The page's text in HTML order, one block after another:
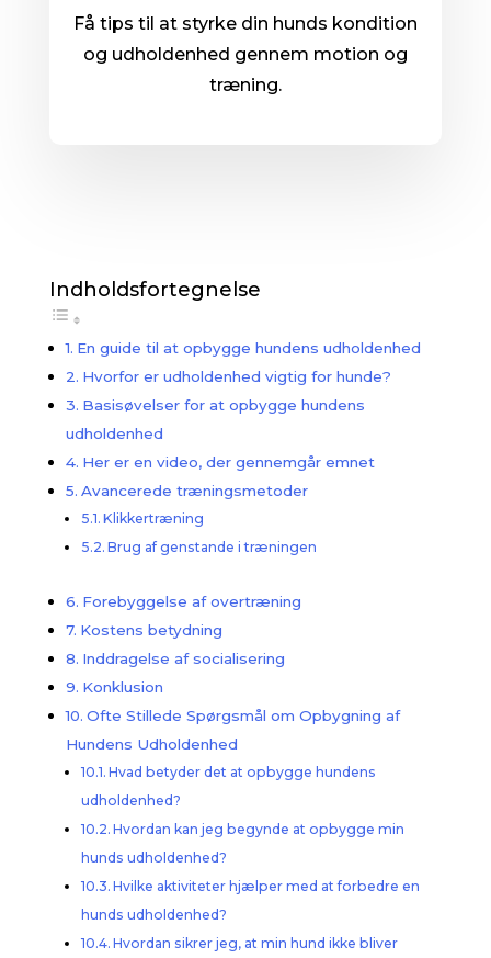
Få tips til at styrke din hunds kondition
og udholdenhed gennem motion og
træning.
Indholdsfortegnelse
En guide til at opbygge hundens udholdenhed
Hvorfor er udholdenhed vigtig for hunde?
Basisøvelser for at opbygge hundens
udholdenhed
Her er en video, der gennemgår emnet
Avancerede træningsmetoder
Klikkertræning
Brug af genstande i træningen
Forebyggelse af overtræning
Kostens betydning
Inddragelse af socialisering
Konklusion
Ofte Stillede Spørgsmål om Opbygning af
Hundens Udholdenhed
Hvad betyder det at opbygge hundens
udholdenhed?
Hvordan kan jeg begynde at opbygge min
hunds udholdenhed?
Hvilke aktiviteter hjælper med at forbedre en
hunds udholdenhed?
Hvordan sikrer jeg, at min hund ikke bliver